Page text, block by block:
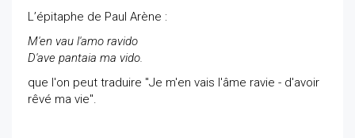
L’épitaphe de Paul Arène :
M'en vau l'amo ravido
D'ave pantaia ma vido.
que l'on peut traduire "Je m'en vais l'âme ravie - d'avoir
rêvé ma vie".